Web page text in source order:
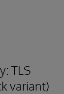
TLS
variant)